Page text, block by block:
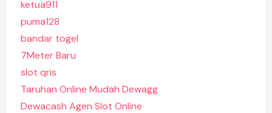
ketua911
puma128
bandar togel
7Meter Baru
slot qris
Taruhan Online Mudah Dewagg
Dewacash Agen Slot Online